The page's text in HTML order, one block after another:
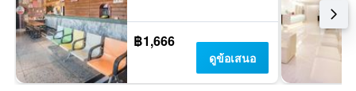
฿1,666
ดูข้อเสนอ